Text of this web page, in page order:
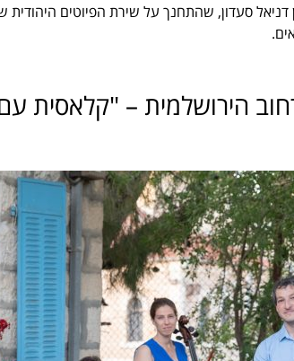
סעדון, שהתחנך על שירת הפיוטים
הירושלמית – "קלאסית